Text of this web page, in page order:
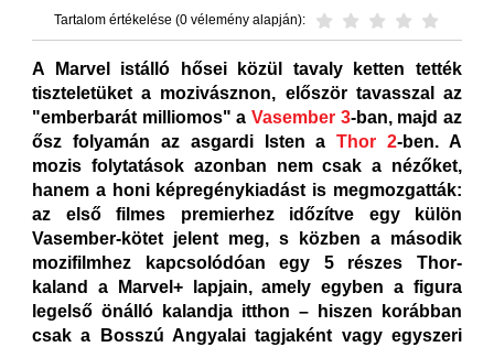
Tartalom értékelése (0 vélemény alapján):
A Marvel istálló hősei közül tavaly ketten tették
tiszteletüket a mozivásznon, először tavasszal az
"emberbarát milliomos" a Vasember 3-ban, majd az
ősz folyamán az asgardi Isten aThor 2-ben. A
mozis folytatások azonban nem csak a nézőket,
hanem a honi képregénykiadást is megmozgatták:
az első filmes premierhez időzítve egy külön
Vasember-kötet jelent meg, s közben a második
mozifilmhez kapcsolódóan egy 5 részes Thor-
kaland a Marvel+ lapjain, amely egyben a figura
legelső önálló kalandja itthon – hiszen korábban
csak a Bosszú Angyalai tagjaként vagy egyszeri